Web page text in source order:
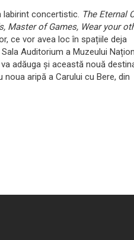
labirint concertistic. The Eternal
Master of Games, Wear your
ce vor avea loc în spațiile deja
Auditorium a Muzeului
adăuga și această nouă
noua aripă a Carului cu Bere, din